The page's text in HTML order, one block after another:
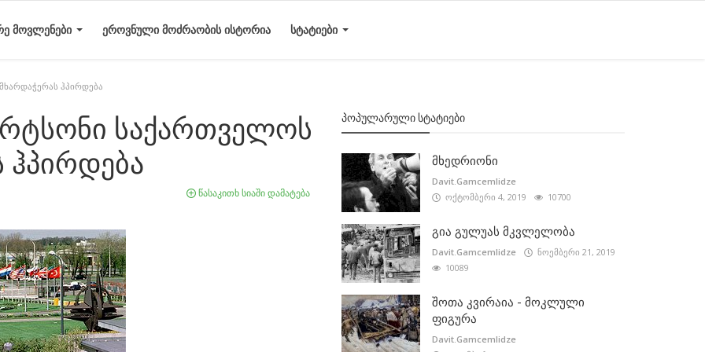
ᲛᲝᲕᲚᲔᲜᲔᲑᲘ ᲔᲠᲝᲕᲜᲣᲚᲘ ᲛᲝᲫᲠᲐᲝᲑᲘᲡ ᲘᲡᲢᲝᲠᲘᲐ ᲡᲢᲐᲢᲘᲔᲑᲘ
ჰპირდება
საქართველოს
ჰპირდება
წასაკითხ სიაში დამატება
ᲞᲝᲞᲣᲚᲐᲠᲣᲚᲘ ᲡᲢᲐᲢᲘᲔᲑᲘ
მხედრიონი
Davit.Gamcemlidze
ოქტომბერი 4, 2019
10700
გია გულუას მკვლელობა
Davit.Gamcemlidze
ნოემბერი 21, 2019
10089
შოთა კვირაია - მოკლული
ფიგურა
Davit.Gamcemlidze